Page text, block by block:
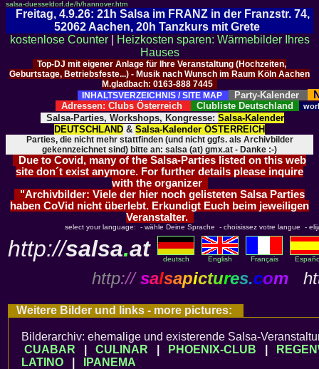
salsa-duesseldorf.de/h/hannover.htm
Freitag, 4.9.26: 21h Salsa im FRANZ in der Franzstr. 74,
52062 Aachen, 20h Tanzkurs mit Grete
kostenlose Counter|
Heizkosten sparen: Wärmebilder Ihres
Hauses
Top-DJ mit eigener Anlage für Ihre Veranstaltung (Hochzeiten,
Geburtstage, Betriebsfeste...) - Musik nach Wunsch im Raum Köln Aachen
M.gladbach: 0163-888 7445
INHALTSVERZEICHNIS / SITE MAP
Party-Kalender
Adressen: Clubs Österreich Clubliste Deutschland
Salsa-Parties, Workshops, Kongresse: Salsa-Kalender
DEUTSCHLAND & Salsa-Kalender ÖSTERREICH
Parties, die nicht mehr stattfinden (und nicht ggfs. als Archivbilder
gekennzeichnet sind) bitte an: salsa (at) gmx.at - Danke :-)
Due to Covid, many of the Salsa-Parties listed on this web
site don´t exist anymore. For further details please inquire
with the organizer
"Archivbilder: Viele der hier noch gelisteten Salsa Parties
haben CoVid nicht überlebt. Erkundigt Euch beim jeweiligen
Veranstalter.
select your language: - wähle Deine Sprache - choisissez votre langue -
http://salsa.at deutsch English Français
http:// salsapictures.com
Weitere Bilder und links - more pictures:
Bilderarchiv: ehemalige und existerende Salsa-
CUABAR
CULINAR PHOENIX-CLUB
LATINO
IPANEMA